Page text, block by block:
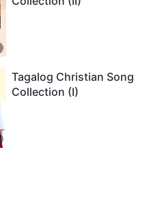
Tagalog Christian Song
Collection (I)